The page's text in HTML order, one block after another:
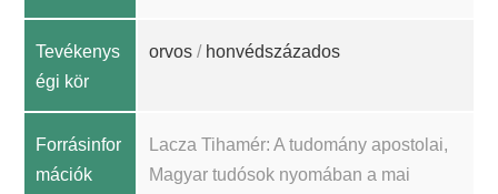
Tevékenys
égi kör
orvos / honvédszázados
Forrásinfor
mációk
Lacza Tihamér: A tudomány apostolai,
Magyar tudósok nyomában a mai